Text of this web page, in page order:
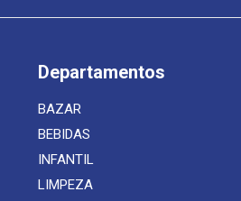
Departamentos
BAZAR
BEBIDAS
INFANTIL
LIMPEZA